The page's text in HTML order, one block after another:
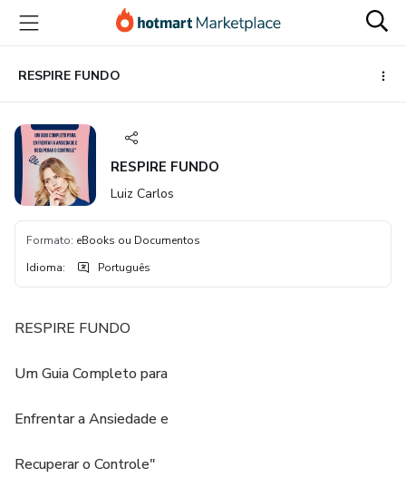
para
conteúdo
principal
para
pagamento
para
rodapéRESPIRE FUNDO
RESPIRE FUNDO
Luiz Carlos
Formato: eBooks ou Documentos
Idioma: Português
RESPIRE FUNDO
Um Guia Completo para
Enfrentar a Ansiedade e
Recuperar o Controle"